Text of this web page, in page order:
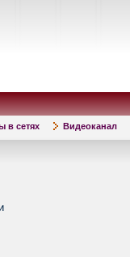
в сетях Видеоканал